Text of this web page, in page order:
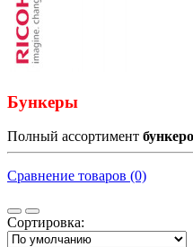
Бункеры
Полный ассортимент
Сравнение товаров (0)
Сортировка: